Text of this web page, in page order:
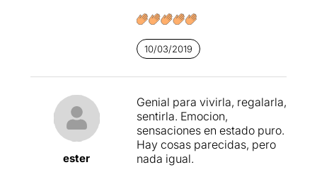
l'únic espectador.... i això
irrepetible.
Per veure l'apunt original
aquestENLLAÇ
10/03/2019
ester
Genial para vivirla, regalarla,
sentirla. Emocion,
sensaciones en estado puro.
Hay cosas parecidas, pero
nada igual.